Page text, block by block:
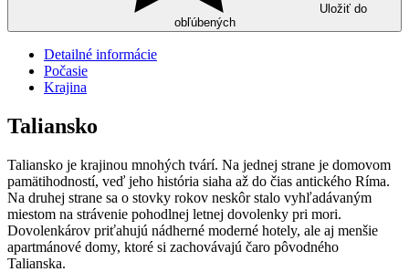
Uložiť do
obľúbených
Detailné informácie
Počasie
Krajina
Taliansko
Taliansko je krajinou mnohých tvárí. Na jednej strane je domovom
pamätihodností, veď jeho história siaha až do čias antického Ríma.
Na druhej strane sa o stovky rokov neskôr stalo vyhľadávaným
miestom na strávenie pohodlnej letnej dovolenky pri mori.
Dovolenkárov priťahujú nádherné moderné hotely, ale aj menšie
apartmánové domy, ktoré si zachovávajú čaro pôvodného
Talianska.